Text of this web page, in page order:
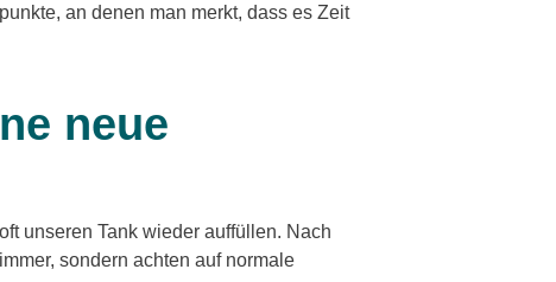
an denen man merkt, dass es Zeit
neue
unseren Tank wieder auffüllen. Nach
sondern achten auf normale